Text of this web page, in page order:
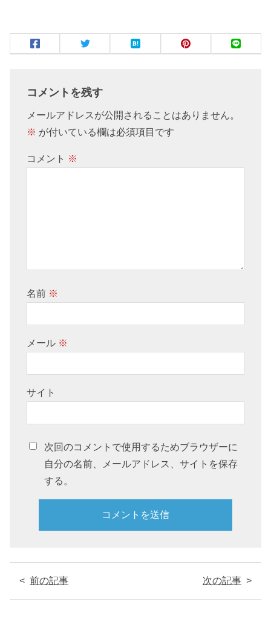
コメントを残す
メールアドレスが公開されることはありません。
※ が付いている欄は必須項目です
コメント ※
名前 ※
メール ※
サイト
次回のコメントで使用するためブラウザーに
自分の名前、メールアドレス、サイトを保存
する。
前の記事 次の記事